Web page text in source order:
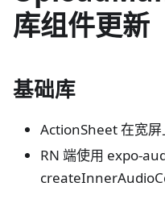
库组件更新
基础库
ActionSheet 在宽
RN 端使用 expo-